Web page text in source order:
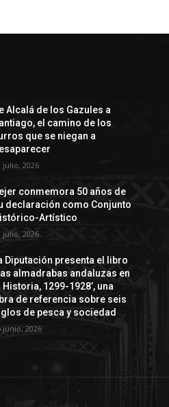
Alcalá de los Gazules a
el camino de los
que se niegan a
julio, 2026
conmemora 50 años de
declaración como Conjunto
Artístico
julio, 2026
Diputación presenta el libro
almadrabas andaluzas en
Historia, 1299-1928’, una
de referencia sobre seis
de pesca y sociedad
junio, 2026